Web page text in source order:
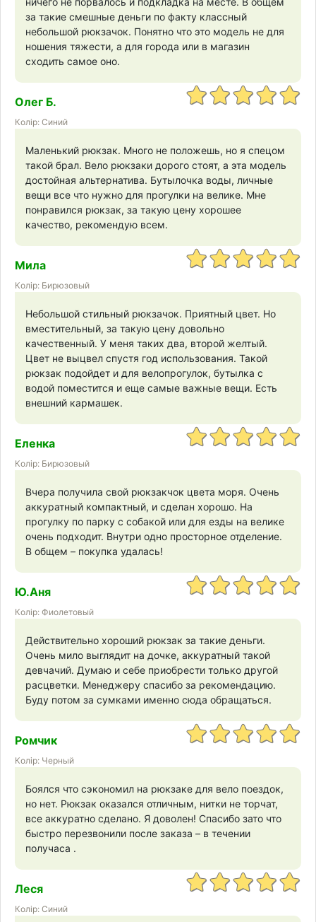
за такие смешные деньги по факту классный
небольшой рюкзачок. Понятно что это модель не для
ношения тяжести, а для города или в магазин
сходить самое оно.
Олег Б.
Колір: Синий
Маленький рюкзак. Много не положешь, но я спецом
такой брал. Вело рюкзаки дорого стоят, а эта модель
достойная альтернатива. Бутылочка воды, личные
вещи все что нужно для прогулки на велике. Мне
понравился рюкзак, за такую цену хорошее
качество, рекомендую всем.
Мила
Колір: Бирюзовый
Небольшой стильный рюкзачок. Приятный цвет. Но
вместительный, за такую цену довольно
качественный. У меня таких два, второй желтый.
Цвет не выцвел спустя год использования. Такой
рюкзак подойдет и для велопрогулок, бутылка с
водой поместится и еще самые важные вещи. Есть
внешний кармашек.
Еленка
Колір: Бирюзовый
Вчера получила свой рюкзакчок цвета моря. Очень
аккуратный компактный, и сделан хорошо. На
прогулку по парку с собакой или для езды на велике
очень подходит. Внутри одно просторное отделение.
В общем – покупка удалась!
Ю.Аня
Колір: Фиолетовый
Действительно хороший рюкзак за такие деньги.
Очень мило выглядит на дочке, аккуратный такой
девчачий. Думаю и себе приобрести только другой
расцветки. Менеджеру спасибо за рекомендацию.
Буду потом за сумками именно сюда обращаться.
Ромчик
Колір: Черный
Боялся что сэкономил на рюкзаке для вело поездок,
но нет. Рюкзак оказался отличным, нитки не торчат,
все аккуратно сделано. Я доволен! Спасибо зато что
быстро перезвонили после заказа – в течении
получаса .
Леся
Колір: Синий